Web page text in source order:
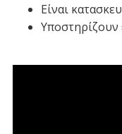
Είναι
Υποστηρίζουν